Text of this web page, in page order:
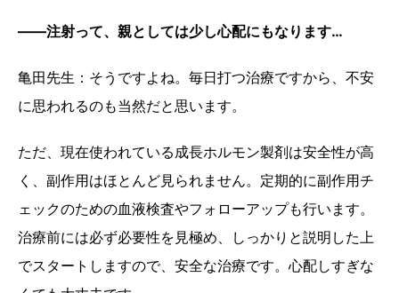
——注射って、親としては少し心配にもなります…
亀田先生：そうですよね。毎日打つ治療ですから、不安
に思われるのも当然だと思います。
ただ、現在使われている成長ホルモン製剤は安全性が高
く、副作用はほとんど見られません。定期的に副作用チ
ェックのための血液検査やフォローアップも行います。
治療前には必ず必要性を見極め、しっかりと説明した上
でスタートしますので、安全な治療です。心配しすぎな